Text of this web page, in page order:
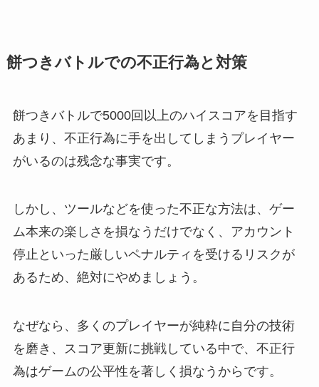
餅つきバトルでの不正行為と対策
餅つきバトルで5000回以上のハイスコアを目指す
あまり、不正行為に手を出してしまうプレイヤー
がいるのは残念な事実です。
しかし、ツールなどを使った不正な方法は、ゲー
ム本来の楽しさを損なうだけでなく、アカウント
停止といった厳しいペナルティを受けるリスクが
あるため、絶対にやめましょう。
なぜなら、多くのプレイヤーが純粋に自分の技術
を磨き、スコア更新に挑戦している中で、不正行
為はゲームの公平性を著しく損なうからです。